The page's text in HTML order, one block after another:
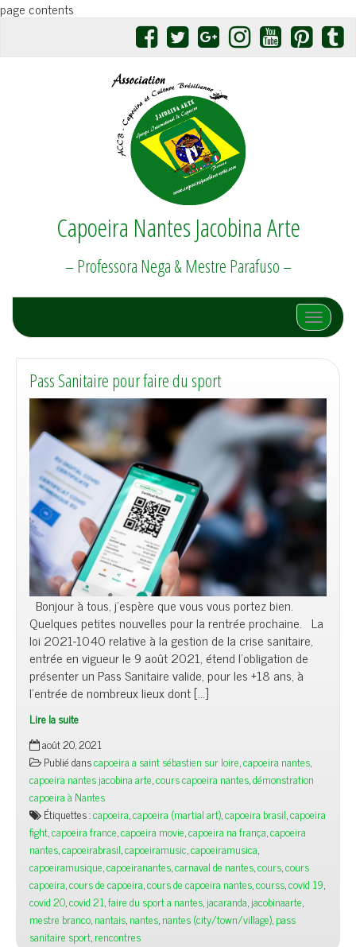
page contents
Capoeira Nantes Jacobina Arte
– Professora Nega & Mestre Parafuso –
Afficher/
Pass Sanitaire pour faire du sport
Bonjour à tous, j’espère que vous vous portez bien.
Quelques petites nouvelles pour la rentrée prochaine. La
loi 2021-1040 relative à la gestion de la crise sanitaire,
entrée en vigueur le 9 août 2021, étend l’obligation de
présenter un Pass Sanitaire valide, pour les +18 ans, à
l’entrée de nombreux lieux dont […]
Lire la suite
août 20, 2021
Publié danscapoeira a saint sébastien sur loire,capoeira nantes,
capoeira nantes jacobina arte,cours capoeira nantes,démonstration
capoeira à Nantes
Étiquettes :capoeira,capoeira (martial art),capoeira brasil,capoeira
fight,capoeira france,capoeira movie,capoeira na frança,capoeira
nantes,capoeirabrasil,capoeiramusic,capoeiramusica,
capoeiramusique,capoeiranantes,carnaval de nantes,cours,cours
capoeira,cours de capoeira,cours de capoeira nantes,courss,covid 19,
covid 20,covid 21,faire du sport a nantes,jacaranda,jacobinaarte,
mestre branco,nantais,nantes,nantes (city/town/village),pass
sanitaire sport,rencontres